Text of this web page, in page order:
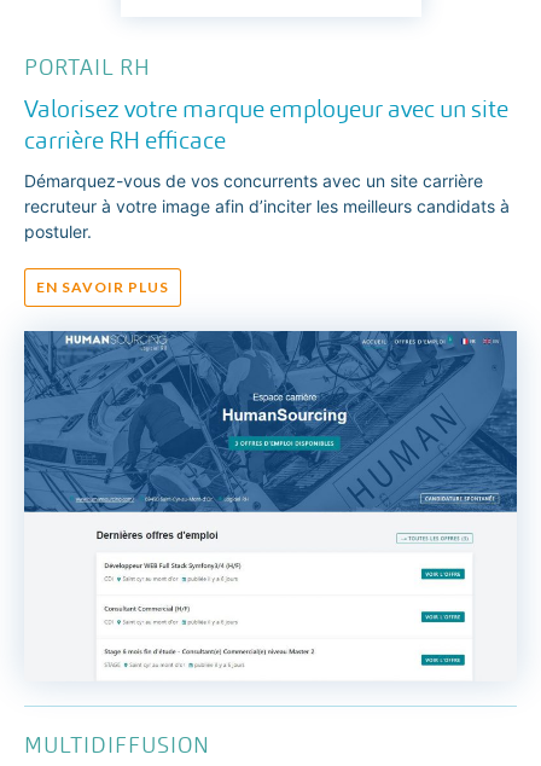
PORTAIL RH
Valorisez votre marque employeur avec un site
carrière RH efficace
Démarquez-vous de vos concurrents avec un site carrière
recruteur à votre image afin d’inciter les meilleurs candidats à
postuler.
EN SAVOIR PLUS
MULTIDIFFUSION